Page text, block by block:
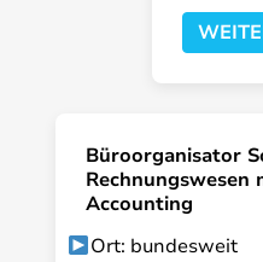
Büroorganisator
Rechnungswesen
Accounting
Ort: bundesweit